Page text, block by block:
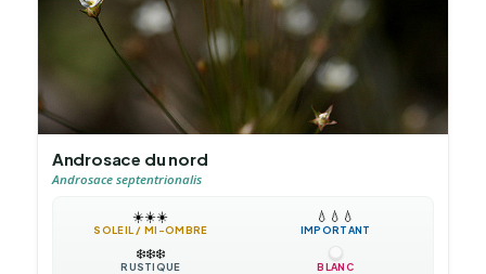
Androsace du nord
Androsace septentrionalis
☀️☀️☀️
SOLEIL / MI-OMBRE
💧 💧 💧
IMPORTANT
❄️❄️❄️
RUSTIQUE BLANC